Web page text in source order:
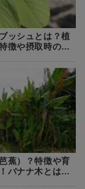
ッシュとは？植
徴や摂取時の効
蕉）？特徴や育
バナナ木とはど